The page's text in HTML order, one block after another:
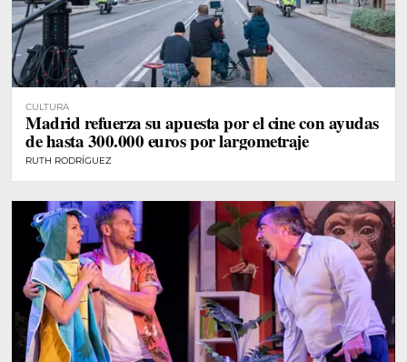
CULTURA
Madrid refuerza su apuesta por el cine con ayudas
de hasta 300.000 euros por largometraje
RUTH RODRÍGUEZ